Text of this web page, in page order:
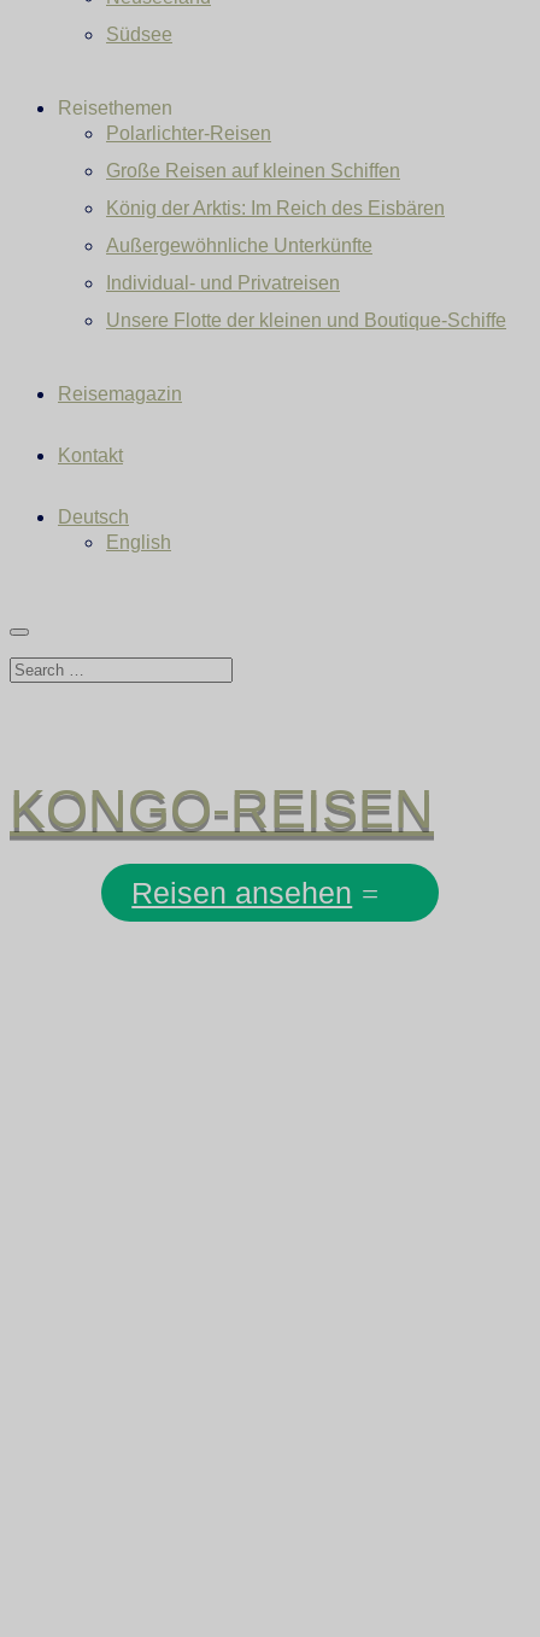
Südsee
Reisethemen
Polarlichter-Reisen
Große Reisen auf kleinen Schiffen
König der Arktis: Im Reich des Eisbären
Außergewöhnliche Unterkünfte
Individual- und Privatreisen
Unsere Flotte der kleinen und Boutique-Schiffe
Reisemagazin
Kontakt
Deutsch
English
KONGO-REISEN
Reisen ansehen